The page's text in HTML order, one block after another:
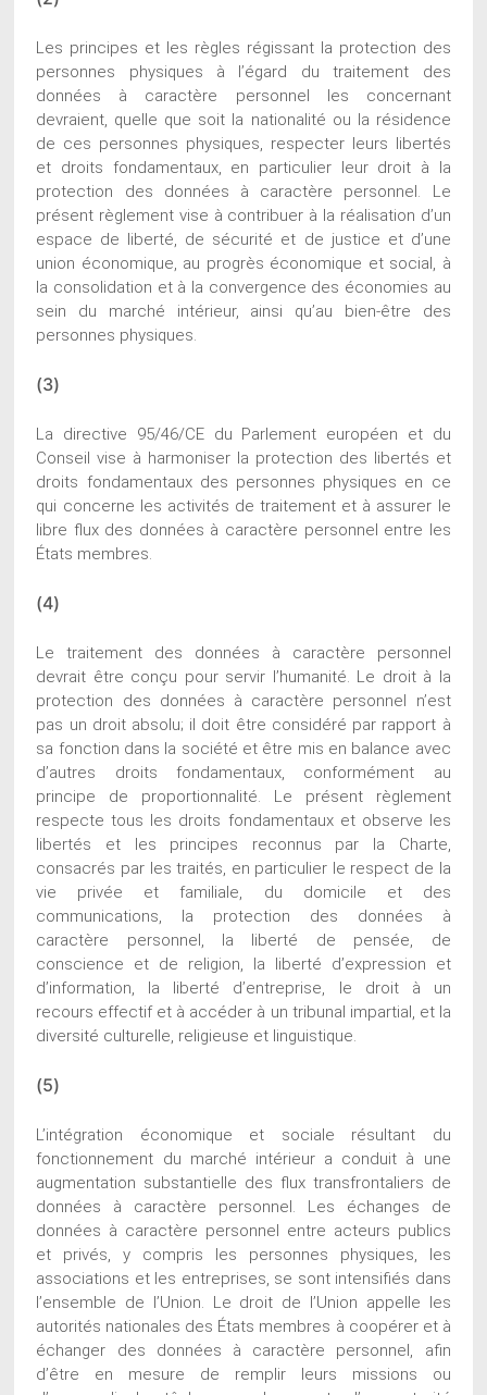
Les principes et les règles régissant la protection des
personnes physiques à l’égard du traitement des
données à caractère personnel les concernant
devraient, quelle que soit la nationalité ou la résidence
de ces personnes physiques, respecter leurs libertés
et droits fondamentaux, en particulier leur droit à la
protection des données à caractère personnel. Le
présent règlement vise à contribuer à la réalisation d’un
espace de liberté, de sécurité et de justice et d’une
union économique, au progrès économique et social, à
la consolidation et à la convergence des économies au
sein du marché intérieur, ainsi qu’au bien-être des
personnes physiques.
(3)
La directive 95/46/CE du Parlement européen et du
Conseil vise à harmoniser la protection des libertés et
droits fondamentaux des personnes physiques en ce
qui concerne les activités de traitement et à assurer le
libre flux des données à caractère personnel entre les
États membres.
(4)
Le traitement des données à caractère personnel
devrait être conçu pour servir l’humanité. Le droit à la
protection des données à caractère personnel n’est
pas un droit absolu; il doit être considéré par rapport à
sa fonction dans la société et être mis en balance avec
d’autres droits fondamentaux, conformément au
principe de proportionnalité. Le présent règlement
respecte tous les droits fondamentaux et observe les
libertés et les principes reconnus par la Charte,
consacrés par les traités, en particulier le respect de la
vie privée et familiale, du domicile et des
communications, la protection des données à
caractère personnel, la liberté de pensée, de
conscience et de religion, la liberté d’expression et
d’information, la liberté d’entreprise, le droit à un
recours effectif et à accéder à un tribunal impartial, et la
diversité culturelle, religieuse et linguistique.
(5)
L’intégration économique et sociale résultant du
fonctionnement du marché intérieur a conduit à une
augmentation substantielle des flux transfrontaliers de
données à caractère personnel. Les échanges de
données à caractère personnel entre acteurs publics
et privés, y compris les personnes physiques, les
associations et les entreprises, se sont intensifiés dans
l’ensemble de l’Union. Le droit de l’Union appelle les
autorités nationales des États membres à coopérer et à
échanger des données à caractère personnel, afin
d’être en mesure de remplir leurs missions ou